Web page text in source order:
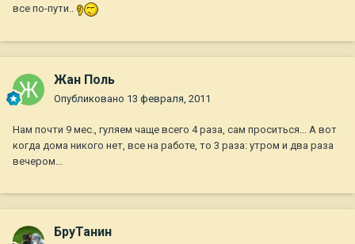
все по-пути..
Жан Поль
Опубликовано 13 февраля, 2011
Нам почти 9 мес., гуляем чаще всего 4 раза, сам проситься... А вот
когда дома никого нет, все на работе, то 3 раза: утром и два раза
вечером...
БруТанин